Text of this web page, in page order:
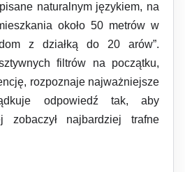
naturalnym językiem, na
około 50 metrów w
z działką do 20 arów”.
filtrów na początku,
rozpoznaje najważniejsze
odpowiedź tak, aby
zobaczył najbardziej trafne